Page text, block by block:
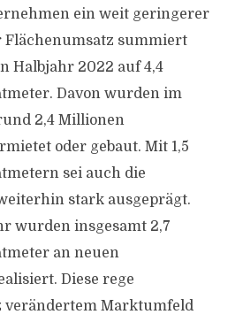
ein weit geringerer
Flächenumsatz summiert
Halbjahr 2022 auf 4,4
Davon wurden im
2,4 Millionen
oder gebaut. Mit 1,5
sei auch die
stark ausgeprägt.
wurden insgesamt 2,7
an neuen
Diese rege
verändertem Marktumfeld